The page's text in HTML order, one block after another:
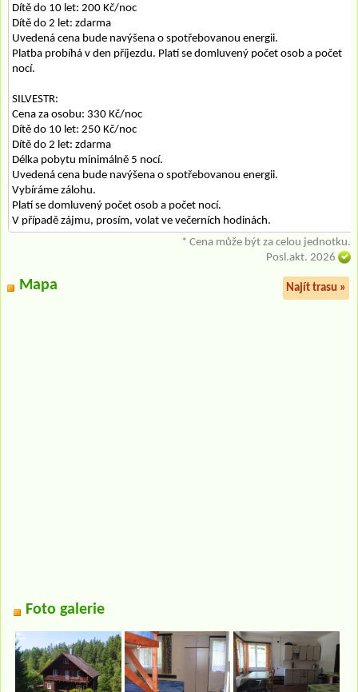
Dítě do 10 let: 200 Kč/noc
Dítě do 2 let: zdarma
Uvedená cena bude navýšena o spotřebovanou energii.
Platba probíhá v den příjezdu. Platí se domluvený počet osob a počet
nocí.
SILVESTR:
Cena za osobu: 330 Kč/noc
Dítě do 10 let: 250 Kč/noc
Dítě do 2 let: zdarma
Délka pobytu minimálně 5 nocí.
Uvedená cena bude navýšena o spotřebovanou energii.
Vybíráme zálohu.
Platí se domluvený počet osob a počet nocí.
V případě zájmu, prosím, volat ve večerních hodinách.
* Cena může být za celou jednotku.
Posl.akt. 2026
Mapa Najít trasu »
Foto galerie